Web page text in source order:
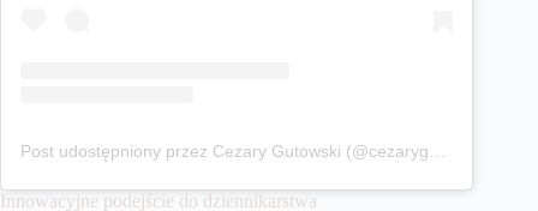
Innowacyjne podejście do dziennikarstwa